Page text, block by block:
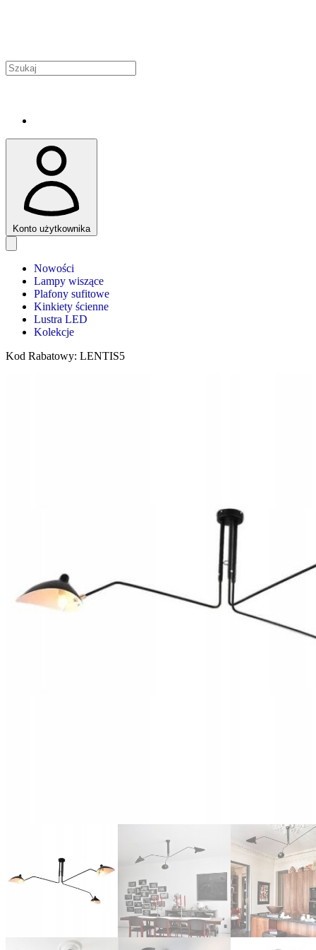
Konto użytkownika
Nowości
Lampy wiszące
Plafony sufitowe
Kinkiety ścienne
Lustra LED
Kolekcje
Kod Rabatowy: LENTIS5